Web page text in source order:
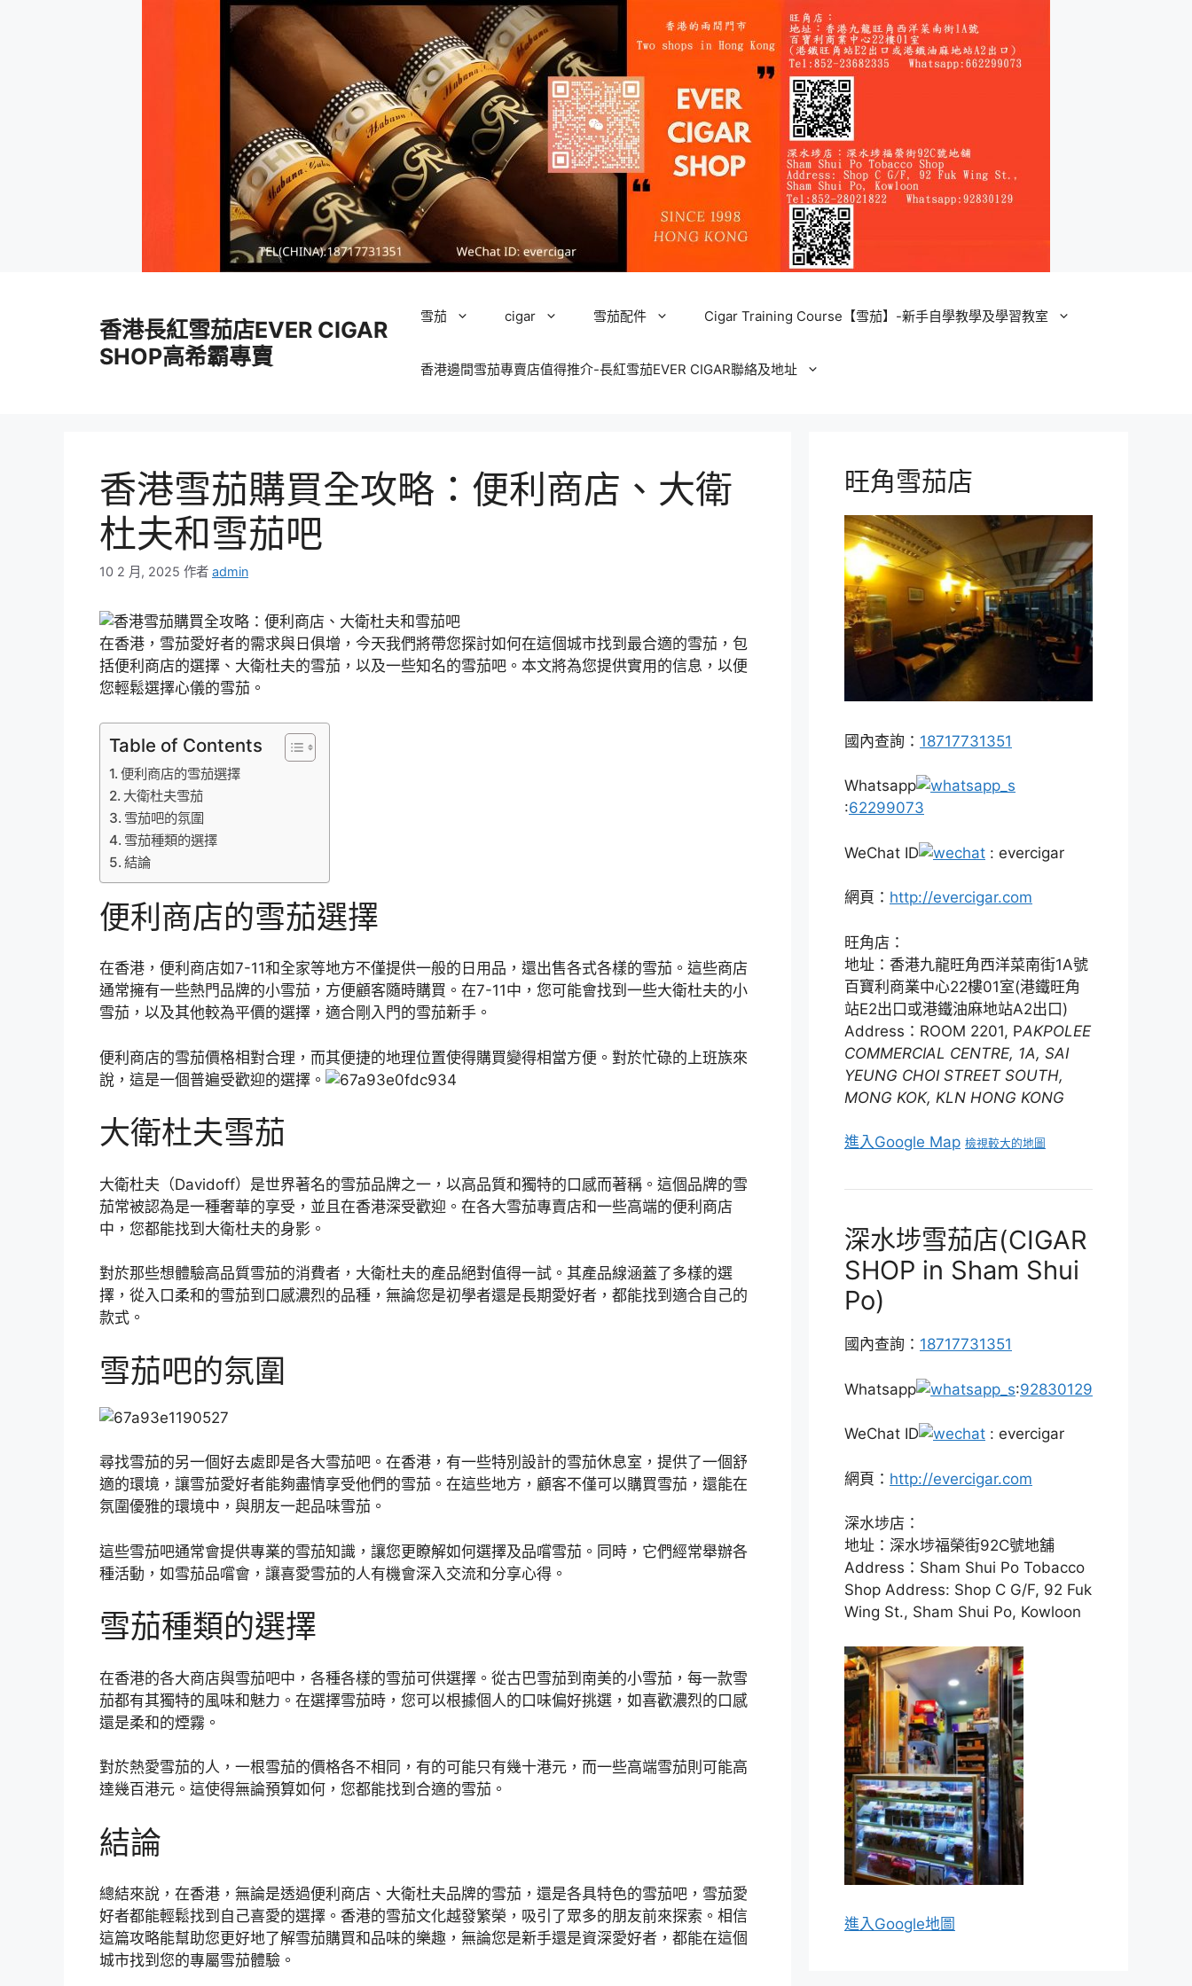
香港長紅雪茄店EVER CIGAR
SHOP高希霸專賣
雪茄 cigar 雪茄配件 Cigar Training Course【雪茄】-新手自學教學及學習教室
香港邊間雪茄專賣店值得推介-長紅雪茄EVER CIGAR聯絡及地址
香港雪茄購買全攻略：便利商店、大衛
杜夫和雪茄吧
10 2 月, 2025 作者 admin
在香港，雪茄愛好者的需求與日俱增，今天我們將帶您探討如何在這個城市找到最合適的雪茄，包
括便利商店的選擇、大衛杜夫的雪茄，以及一些知名的雪茄吧。本文將為您提供實用的信息，以便
您輕鬆選擇心儀的雪茄。
Table of Contents
便利商店的雪茄選擇
大衛杜夫雪茄
雪茄吧的氛圍
雪茄種類的選擇
結論
便利商店的雪茄選擇
在香港，便利商店如7-11和全家等地方不僅提供一般的日用品，還出售各式各樣的雪茄。這些商店
通常擁有一些熱門品牌的小雪茄，方便顧客隨時購買。在7-11中，您可能會找到一些大衛杜夫的小
雪茄，以及其他較為平價的選擇，適合剛入門的雪茄新手。
便利商店的雪茄價格相對合理，而其便捷的地理位置使得購買變得相當方便。對於忙碌的上班族來
說，這是一個普遍受歡迎的選擇。
大衛杜夫雪茄
大衛杜夫（Davidoff）是世界著名的雪茄品牌之一，以高品質和獨特的口感而著稱。這個品牌的雪
茄常被認為是一種奢華的享受，並且在香港深受歡迎。在各大雪茄專賣店和一些高端的便利商店
中，您都能找到大衛杜夫的身影。
對於那些想體驗高品質雪茄的消費者，大衛杜夫的產品絕對值得一試。其產品線涵蓋了多樣的選
擇，從入口柔和的雪茄到口感濃烈的品種，無論您是初學者還是長期愛好者，都能找到適合自己的
款式。
雪茄吧的氛圍
尋找雪茄的另一個好去處即是各大雪茄吧。在香港，有一些特別設計的雪茄休息室，提供了一個舒
適的環境，讓雪茄愛好者能夠盡情享受他們的雪茄。在這些地方，顧客不僅可以購買雪茄，還能在
氛圍優雅的環境中，與朋友一起品味雪茄。
這些雪茄吧通常會提供專業的雪茄知識，讓您更瞭解如何選擇及品嚐雪茄。同時，它們經常舉辦各
種活動，如雪茄品嚐會，讓喜愛雪茄的人有機會深入交流和分享心得。
雪茄種類的選擇
在香港的各大商店與雪茄吧中，各種各樣的雪茄可供選擇。從古巴雪茄到南美的小雪茄，每一款雪
茄都有其獨特的風味和魅力。在選擇雪茄時，您可以根據個人的口味偏好挑選，如喜歡濃烈的口感
還是柔和的煙霧。
對於熱愛雪茄的人，一根雪茄的價格各不相同，有的可能只有幾十港元，而一些高端雪茄則可能高
達幾百港元。這使得無論預算如何，您都能找到合適的雪茄。
結論
總結來說，在香港，無論是透過便利商店、大衛杜夫品牌的雪茄，還是各具特色的雪茄吧，雪茄愛
好者都能輕鬆找到自己喜愛的選擇。香港的雪茄文化越發繁榮，吸引了眾多的朋友前來探索。相信
這篇攻略能幫助您更好地了解雪茄購買和品味的樂趣，無論您是新手還是資深愛好者，都能在這個
城市找到您的專屬雪茄體驗。
旺角雪茄店
國內查詢： 18717731351
Whatsapp
:62299073
WeChat ID : evercigar
網頁： http://evercigar.com
旺角店：
地址：香港九龍旺角西洋菜南街1A號
百寶利商業中心22樓01室(港鐵旺角
站E2出口或港鐵油麻地站A2出口)
Address：ROOM 2201, PAKPOLEE
COMMERCIAL CENTRE, 1A, SAI
YEUNG CHOI STREET SOUTH,
MONG KOK, KLN HONG KONG
進入Google Map 檢視較大的地圖
深水埗雪茄店(CIGAR
SHOP in Sham Shui
Po)
國內查詢： 18717731351
Whatsapp :92830129
WeChat ID : evercigar
網頁： http://evercigar.com
深水埗店：
地址：深水埗福榮街92C號地舖
Address：Sham Shui Po Tobacco
Shop Address: Shop C G/F, 92 Fuk
Wing St., Sham Shui Po, Kowloon
進入Google地圖